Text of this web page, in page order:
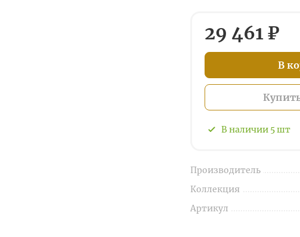
29 461 ₽
В
В наличии 5шт
Производитель
Коллекция
Артикул